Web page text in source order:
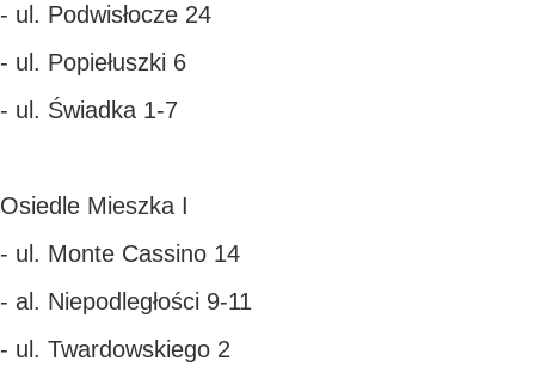
- ul. Podwisłocze 24
- ul. Popiełuszki 6
- ul. Świadka 1-7
Osiedle Mieszka I
- ul. Monte Cassino 14
- al. Niepodległości 9-11
- ul. Twardowskiego 2